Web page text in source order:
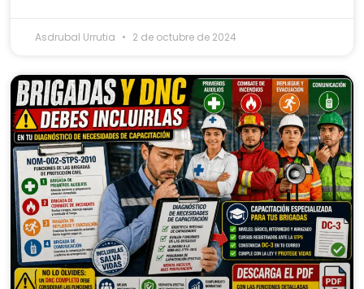
Asdrubal Urrutia 2 de octubre de 2024